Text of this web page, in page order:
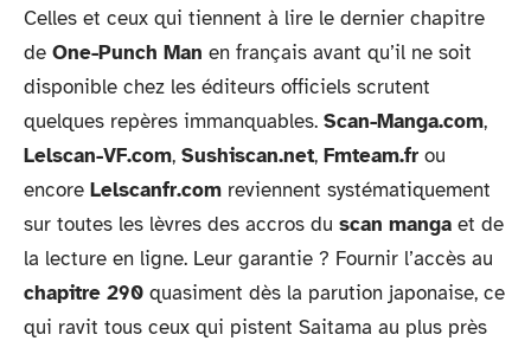
Celles et ceux qui tiennent à lire le dernier chapitre
de One-Punch Man en français avant qu’il ne soit
disponible chez les éditeurs officiels scrutent
quelques repères immanquables. Scan-Manga.com,
Lelscan-VF.com, Sushiscan.net, Fmteam.fr ou
encore Lelscanfr.com reviennent systématiquement
sur toutes les lèvres des accros du scan manga et de
la lecture en ligne. Leur garantie ? Fournir l’accès au
chapitre 290 quasiment dès la parution japonaise, ce
qui ravit tous ceux qui pistent Saitama au plus près